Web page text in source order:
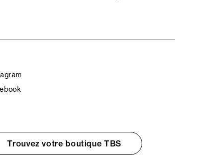
Trouvez votre boutique TBS